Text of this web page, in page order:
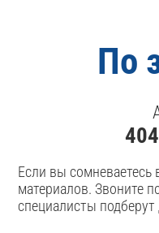
По
Если вы
материалов. Звоните
специалисты